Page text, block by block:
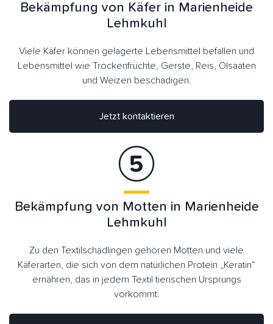
Jetzt kontaktieren
Bekämpfung von Käfer in Marienheide
Lehmkuhl
Viele Käfer können gelagerte Lebensmittel befallen und
Lebensmittel wie Trockenfrüchte, Gerste, Reis, Ölsaaten
und Weizen beschädigen.
Bekämpfung von Motten in Marienheide
Lehmkuhl
Zu den Textilschädlingen gehören Motten und viele
Käferarten, die sich von dem natürlichen Protein „Keratin“
ernähren, das in jedem Textil tierischen Ursprungs
vorkommt.